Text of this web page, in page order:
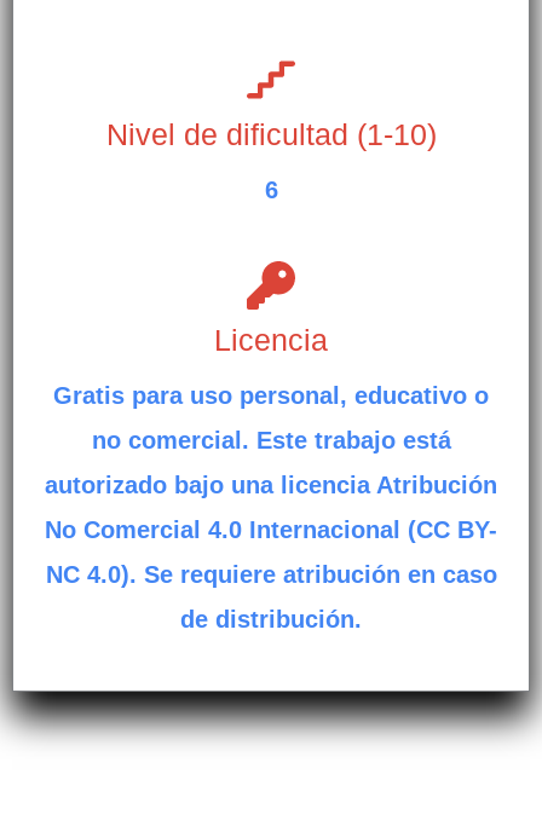
Nivel de dificultad (1-10)
6
Licencia
Gratis para uso personal, educativo o
no comercial. Este trabajo está
autorizado bajo una licencia Atribución
No Comercial 4.0 Internacional (CC BY-
NC 4.0). Se requiere atribución en caso
de distribución.